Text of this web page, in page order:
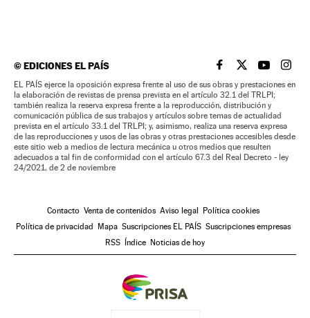
©EDICIONES EL PAÍS EL PAÍS BRASIL EN
EL PAÍSEL PAÍS
EL
EL PAÍS ejerce la oposición expresa frente al uso de sus obras y prestaciones en
la elaboración de revistas de prensa prevista en el artículo 32.1 del TRLPI;
también realiza la reserva expresa frente a la reproducción, distribución y
comunicación pública de sus trabajos y artículos sobre temas de actualidad
prevista en el artículo 33.1 del TRLPI; y, asimismo, realiza una reserva expresa
de las reproducciones y usos de las obras y otras prestaciones accesibles desde
este sitio web a medios de lectura mecánica u otros medios que resulten
adecuados a tal fin de conformidad con el artículo 67.3 del Real Decreto - ley
24/2021, de 2 de noviembre
Contacto Venta de contenidos Aviso legal
Política cookies
Política de privacidad
Mapa Suscripciones EL PAÍS Suscripciones empresas
RSS
Índice Noticias de hoy